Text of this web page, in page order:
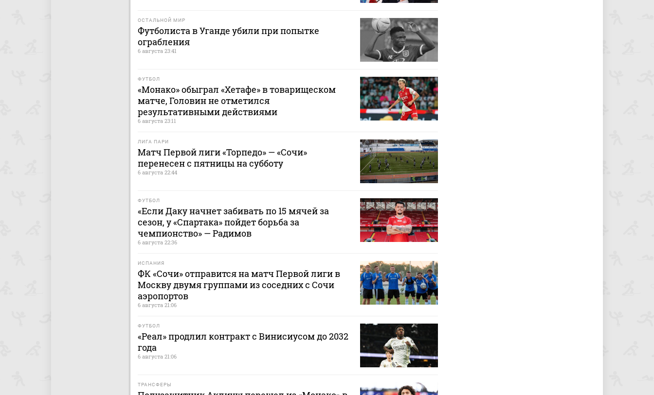
ОСТАЛЬНОЙ МИР
Футболиста в Уганде убили при попытке
ограбления
6 августа 23:41
ФУТБОЛ
«Монако» обыграл «Хетафе» в товарищеском
матче, Головин не отметился
результативными действиями
6 августа 23:11
ЛИГА ПАРИ
Матч Первой лиги «Торпедо» — «Сочи»
перенесен с пятницы на субботу
6 августа 22:44
ФУТБОЛ
«Если Даку начнет забивать по 15 мячей за
сезон, у «Спартака» пойдет борьба за
чемпионство» — Радимов
6 августа 22:36
ИСПАНИЯ
ФК «Сочи» отправится на матч Первой лиги в
Москву двумя группами из соседних с Сочи
аэропортов
6 августа 21:06
ФУТБОЛ
«Реал» продлил контракт с Винисиусом до 2032
года
6 августа 21:06
ТРАНСФЕРЫ